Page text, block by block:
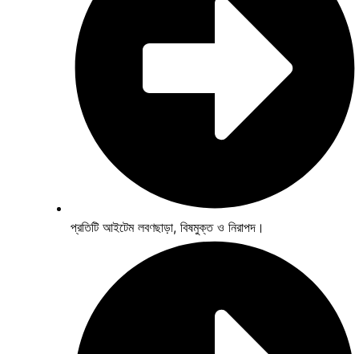
প্রতিটি আইটেম লবণছাড়া, বিষমুক্ত ও নিরাপদ।